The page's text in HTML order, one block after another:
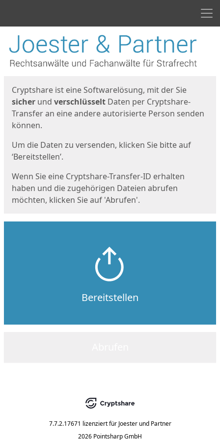
Start
Cryptshare ist eine Softwarelösung, mit der Sie
sicher und verschlüsselt Daten per Cryptshare-
Transfer an eine andere autorisierte Person senden
können.
Um die Daten zu versenden, klicken Sie bitte auf
‘Bereitstellen’.
Wenn Sie eine Cryptshare-Transfer-ID erhalten
haben und die zugehörigen Dateien abrufen
möchten, klicken Sie auf 'Abrufen'.
Bereitstellen
7.7.2.17671 lizenziert für Joester und Partner
2026 Pointsharp GmbH